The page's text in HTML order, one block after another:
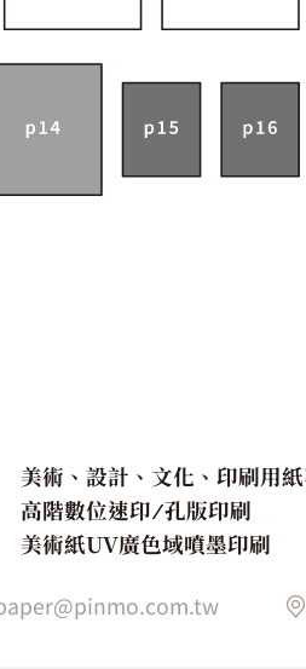
美術、設計、文化、印刷用
高階數位速印 ⁄ 孔版印刷
美術紙UV廣色域噴墨印刷